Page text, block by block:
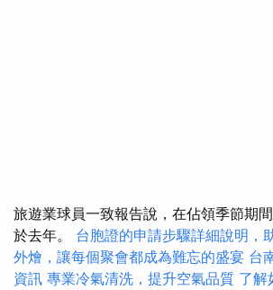
旅遊業球員一致報告說，在佔領季節期
於去年。 台胞證的申請步驟詳細說明，
外燴，讓每個聚會都成為難忘的盛宴 台
資訊 專業冷氣清洗，提升空氣品質 了解